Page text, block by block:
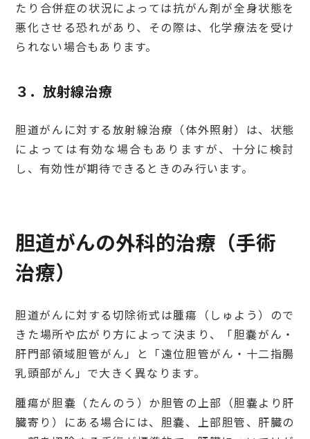
たり合併症の状況によっては抗がん剤が全身状態を
悪化させる恐れがあり、その際は、化学療法を受け
られない場合もあります。
３．放射線治療
胆道がんに対する放射線治療（体外照射）は、状態
によっては有効な場合もありますが、十分に検討
し、有効性が期待できるときのみ行います。
胆道がんの外科的治療（手術
治療）
胆道がんに対する切除術式は腫瘍（しゅよう）ので
きた場所や広がり方によって決まり、「胆嚢がん・
肝門部領域胆管がん」と「遠位胆管がん・十二指腸
乳頭部がん」で大きく異なります。
腫瘍が胆嚢（たんのう）か胆管の上部（胆嚢より肝
臓寄り）にある場合には、胆嚢、上部胆管、肝臓の